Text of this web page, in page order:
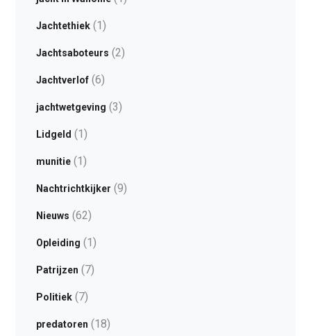
Jachtethiek(1)
Jachtsaboteurs (2)
Jachtverlof(6)
jachtwetgeving (3)
Lidgeld (1)
munitie(1)
Nachtrichtkijker (9)
Nieuws (62)
Opleiding (1)
Patrijzen (7)
Politiek(7)
predatoren (18)